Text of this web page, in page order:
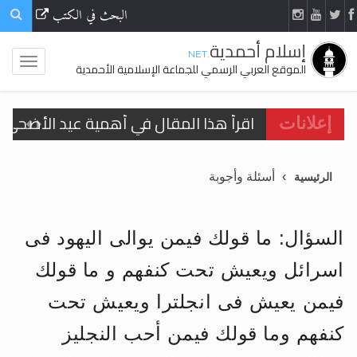
البحث في الكتب
إسلام أحمدية.NET
الموقع العربي الرسمي للجماعة الإسلامية الأحمدية
إعلانات
اقرأ هذا المقال في أهمية عيد
تعميم هامّ لأفراد الجماعة >> المزيد
تعميم هامّ لأفراد الجماعة >> المزيد
اقرأ هذا الكتاب وتعرّف على حقيقة
الرئيسية أسئلة وأجوبة
السؤال: ما قولك فيمن يوالى اليهود فى
اسرائل ويعيش تحت كنفهم و ما قولك
فيمن يعيش فى انجلترا ويعيش تحت
كنفهم وما قولك فيمن أحب النجليز